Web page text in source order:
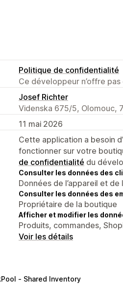
Politique de confidentialité
Ce développeur n’offre pas
Josef Richter
Videnska 675/5, Olomouc,
11 mai 2026
Cette application a besoin
fonctionner sur votre
de confidentialité du
Consulter les données des
Données de l’appareil et de
Consulter les données des
Propriétaire de la boutique
Afficher et modifier les
Produits, commandes,
Voir les détails
‑ Shared Inventory